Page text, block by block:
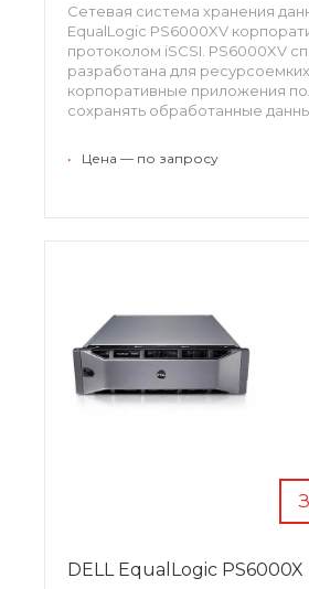
Сетевая система хранения
EqualLogic PS6000XV
протоколом iSCSI. PS6000XV
разработана для
корпоративные приложения
сохранять обработанные
оборудования при
• Цена — по запросу
DELL EqualLogic PS6000X